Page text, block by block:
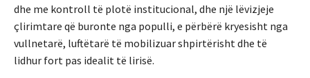
dhe me kontroll të plotë institucional, dhe një lëvizjeje
çlirimtare që buronte nga populli, e përbërë kryesisht nga
vullnetarë, luftëtarë të mobilizuar shpirtërisht dhe të
lidhur fort pas idealit të lirisë.